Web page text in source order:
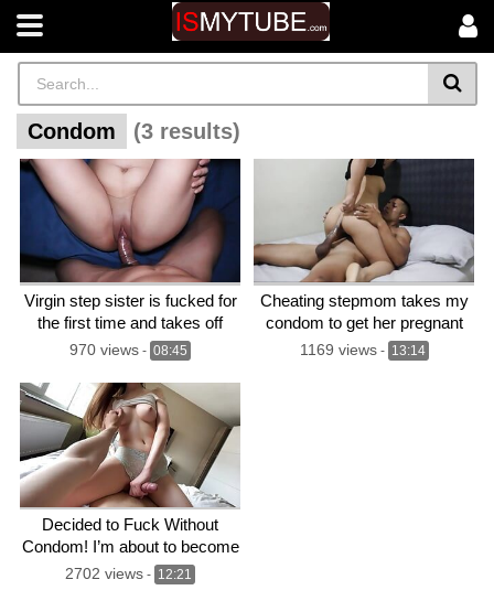
Condom (3 results)
Virgin step sister is fucked for
the first time and takes off
condom, risky creampie
970 views - 08:45
Cheating stepmom takes my
condom to get her pregnant
1169 views- 13:14
Decided to Fuck Without
Condom! I’m about to become
a father – ViaHub
2702 views - 12:21